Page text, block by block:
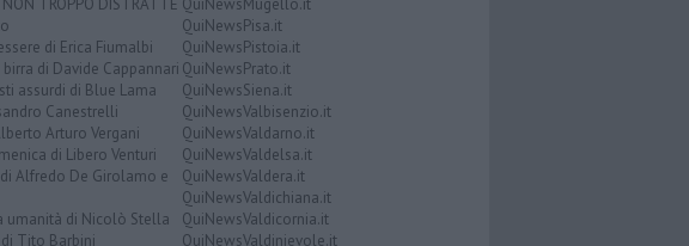
NON TROPPO DISTRATTE
di Erica Fiumalbi
di Davide Cappannari
assurdi di Blue Lama
Canestrelli
Arturo Vergani
di Libero Venturi
Alfredo De Girolamo e
umanità di Nicolò Stella
Tito Barbini
QuiNewsMugello.it
QuiNewsPisa.it
QuiNewsPistoia.it
QuiNewsPrato.it
QuiNewsSiena.it
QuiNewsValbisenzio.it
QuiNewsValdarno.it
QuiNewsValdelsa.it
QuiNewsValdera.it
QuiNewsValdichiana.it
QuiNewsValdicornia.it
QuiNewsValdinievole.it